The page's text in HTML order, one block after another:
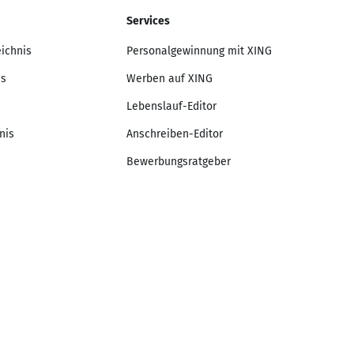
Services
Personalgewinnung mit XING
Werben auf XING
Lebenslauf-Editor
Anschreiben-Editor
Bewerbungsratgeber